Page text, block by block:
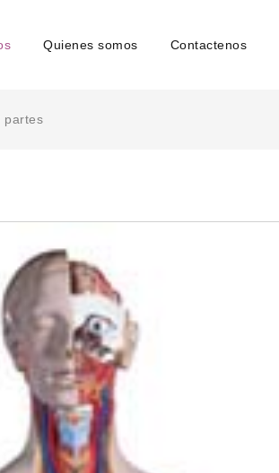
Quienes somos Contactenos
partes